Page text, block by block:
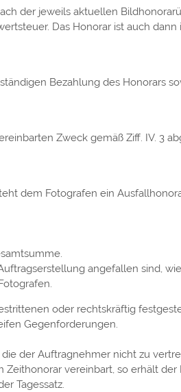
der jeweils aktuellen
Das Honorar ist auch
Bezahlung des Honorars
Zweck gemäß Ziff. IV. 3
dem Fotografen ein
angefallen sind,
oder rechtskräftig
Gegenforderungen.
der Auftragnehmer nicht zu
vereinbart, so erhält
Tagessatz.